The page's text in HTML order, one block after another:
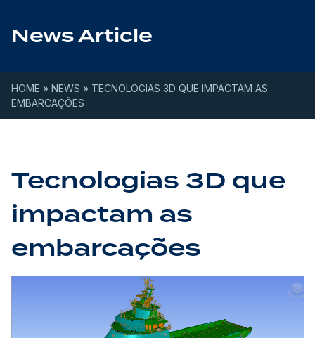
News Article
HOME » NEWS » TECNOLOGIAS 3D QUE IMPACTAM AS
EMBARCAÇÕES
Tecnologias 3D que
impactam as
embarcações